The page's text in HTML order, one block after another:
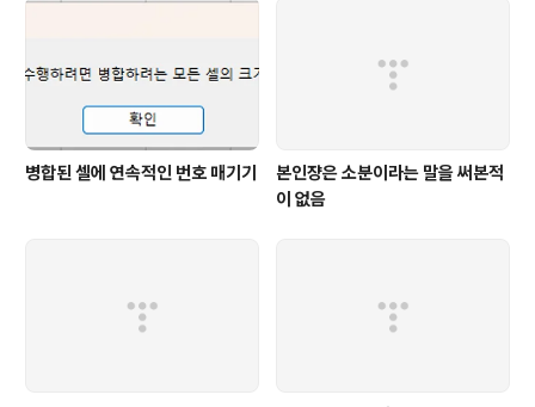
병합된 셀에 연속적인 번호 매기기
본인쟝은 소분이라는 말을 써본적
이 없음